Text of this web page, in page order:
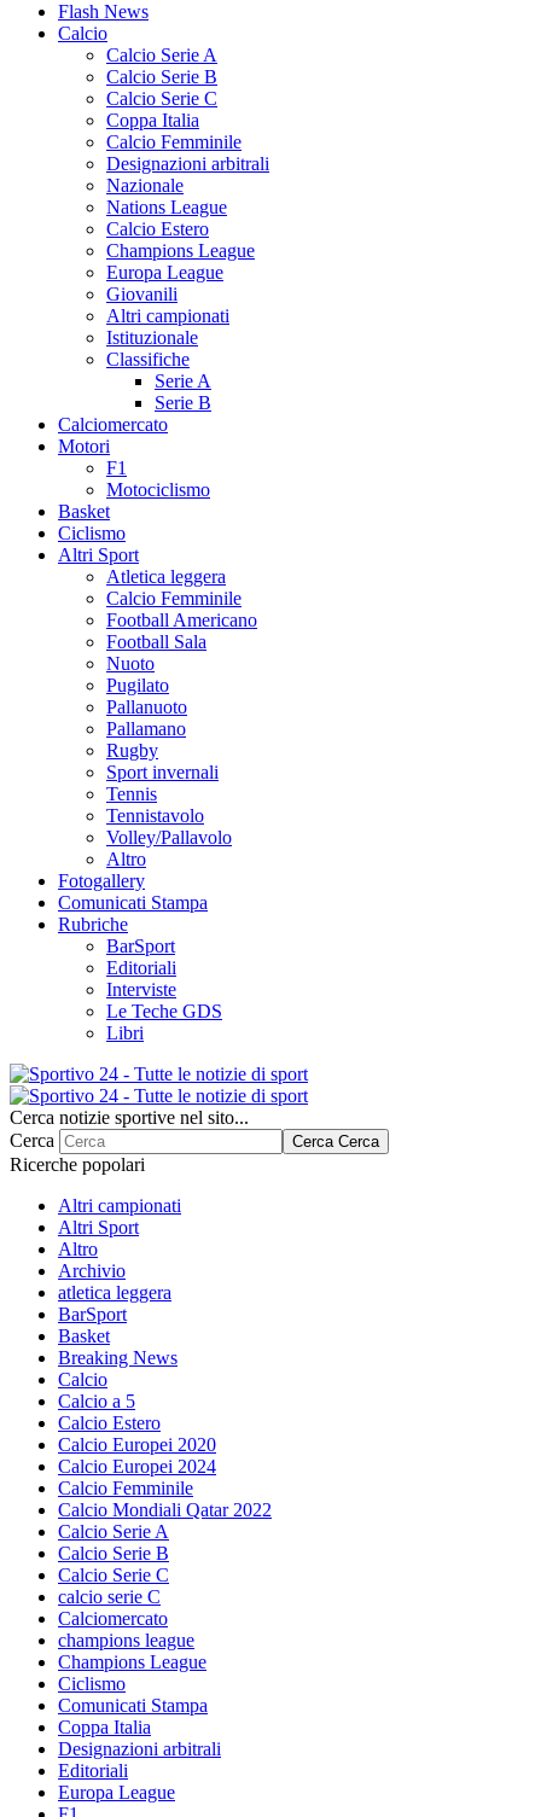
Flash News
Calcio
Calcio Serie A
Calcio Serie B
Calcio Serie C
Coppa Italia
Calcio Femminile
Designazioni arbitrali
Nazionale
Nations League
Calcio Estero
Champions League
Europa League
Giovanili
Altri campionati
Istituzionale
Classifiche
Serie A
Serie B
Calciomercato
Motori
F1
Motociclismo
Basket
Ciclismo
Altri Sport
Atletica leggera
Calcio Femminile
Football Americano
Football Sala
Nuoto
Pugilato
Pallanuoto
Pallamano
Rugby
Sport invernali
Tennis
Tennistavolo
Volley/Pallavolo
Altro
Fotogallery
Comunicati Stampa
Rubriche
BarSport
Editoriali
Interviste
Le Teche GDS
Libri
Cerca notizie sportive nel sito...
Cerca
Cerca Cerca
Ricerche popolari
Altri campionati
Altri Sport
Altro
Archivio
atletica leggera
BarSport
Basket
Breaking News
Calcio
Calcio a 5
Calcio Estero
Calcio Europei 2020
Calcio Europei 2024
Calcio Femminile
Calcio Mondiali Qatar 2022
Calcio Serie A
Calcio Serie B
Calcio Serie C
calcio serie C
Calciomercato
champions league
Champions League
Ciclismo
Comunicati Stampa
Coppa Italia
Designazioni arbitrali
Editoriali
Europa League